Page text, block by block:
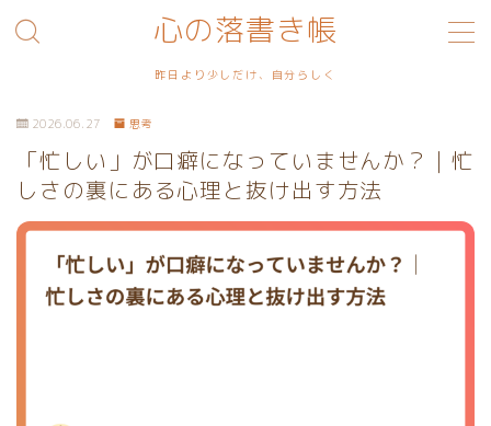
心の落書き帳
昨日より少しだけ、自分らしく
利用規約／特定商取引法に基づく表記
お問い合わせ
2026.06.27 思考
「忙しい」が口癖になっていませんか？｜忙
しさの裏にある心理と抜け出す方法